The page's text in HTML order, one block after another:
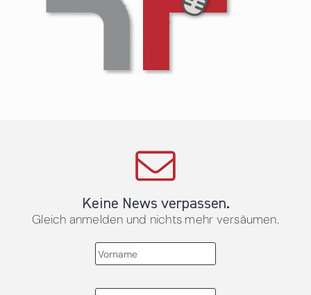
Keine News verpassen.
Gleich anmelden und nichts mehr versäumen.